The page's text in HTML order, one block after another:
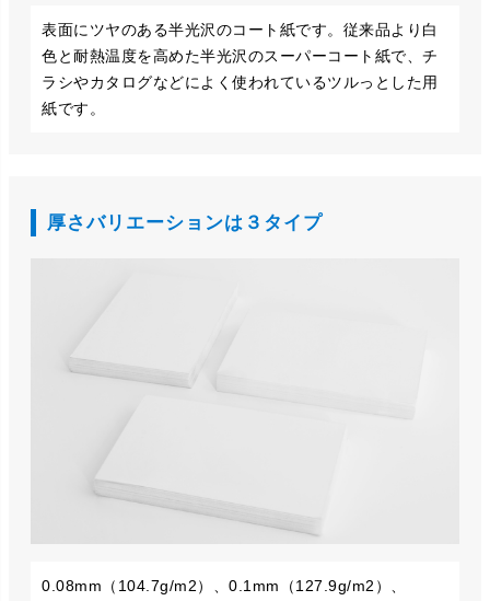
表面にツヤのある半光沢のコート紙です。従来品より白
色と耐熱温度を高めた半光沢のスーパーコート紙で、チ
ラシやカタログなどによく使われているツルっとした用
紙です。
厚さバリエーションは３タイプ
0.08mm（104.7g/m2）、0.1mm（127.9g/m2）、